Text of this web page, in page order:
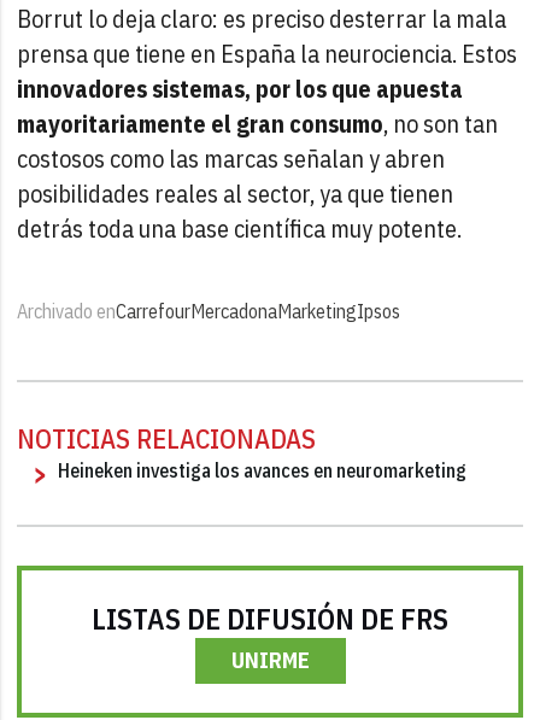
Borrut lo deja claro: es preciso desterrar la mala
prensa que tiene en España la neurociencia. Estos
innovadores sistemas, por los que apuesta
mayoritariamente el gran consumo, no son tan
costosos como las marcas señalan y abren
posibilidades reales al sector, ya que tienen
detrás toda una base científica muy potente.
Archivado enCarrefourMercadonaMarketingIpsos
NOTICIAS RELACIONADAS
Heineken investiga los avances en neuromarketing
LISTAS DE DIFUSIÓN DE FRS
UNIRME